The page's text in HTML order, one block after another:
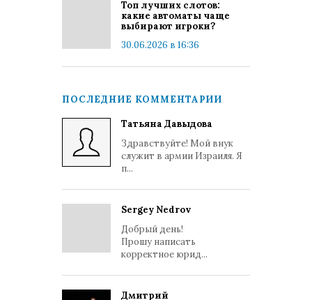
Топ лучших слотов:
какие автоматы чаще
выбирают игроки?
30.06.2026 в 16:36
ПОСЛЕДНИЕ КОММЕНТАРИИ
Татьяна Давыдова
Здравствуйте! Мой внук
служит в армии Израиля. Я
п...
Sergey Nedrov
Добрый день!
Прошу написать
корректное юрид...
Дмитрий